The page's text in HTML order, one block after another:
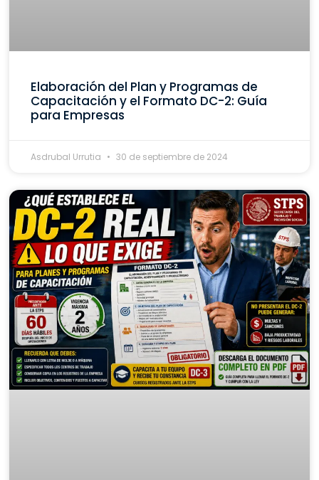
Elaboración del Plan y Programas de
Capacitación y el Formato DC-2: Guía
para Empresas
Asdrubal Urrutia 30 de septiembre de 2024